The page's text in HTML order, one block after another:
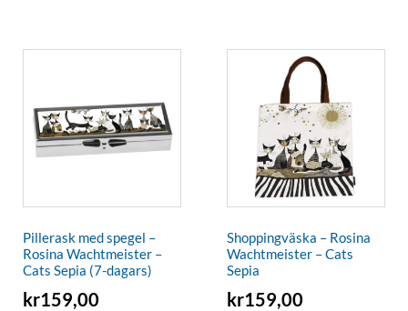
Pillerask med spegel –
Rosina Wachtmeister –
Cats Sepia (7-dagars)
kr159,00
Shoppingväska – Rosina
Wachtmeister – Cats
Sepia
kr159,00